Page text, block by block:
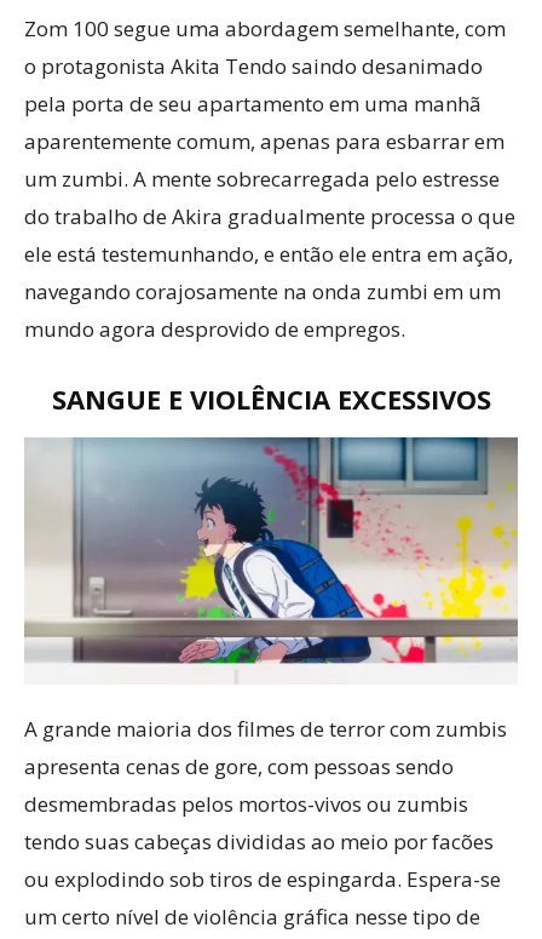
Zom 100 segue uma abordagem semelhante, com
o protagonista Akita Tendo saindo desanimado
pela porta de seu apartamento em uma manhã
aparentemente comum, apenas para esbarrar em
um zumbi. A mente sobrecarregada pelo estresse
do trabalho de Akira gradualmente processa o que
ele está testemunhando, e então ele entra em ação,
navegando corajosamente na onda zumbi em um
mundo agora desprovido de empregos.
SANGUE E VIOLÊNCIA EXCESSIVOS
A grande maioria dos filmes de terror com zumbis
apresenta cenas de gore, com pessoas sendo
desmembradas pelos mortos-vivos ou zumbis
tendo suas cabeças divididas ao meio por facões
ou explodindo sob tiros de espingarda. Espera-se
um certo nível de violência gráfica nesse tipo de